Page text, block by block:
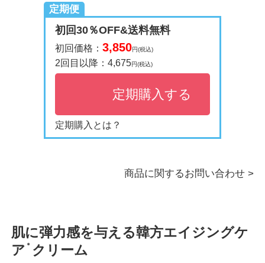
定期便
初回30％OFF&送料無料
初回価格： 3,850円(税込)
2回目以降： 4,675円(税込)
定期購入する
定期購入とは？
商品に関するお問い合わせ >
肌に弾力感を与える韓方エイジングケ
ア ＊ クリーム